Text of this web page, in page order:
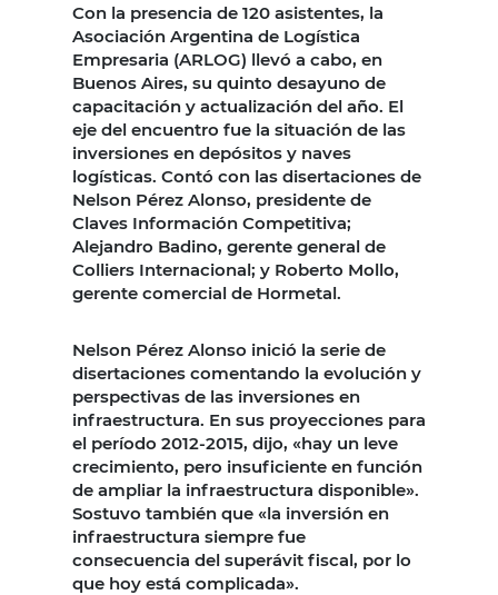
Con la presencia de 120 asistentes, la
Asociación Argentina de Logística
Empresaria (ARLOG) llevó a cabo, en
Buenos Aires, su quinto desayuno de
capacitación y actualización del año. El
eje del encuentro fue la situación de las
inversiones en depósitos y naves
logísticas. Contó con las disertaciones de
Nelson Pérez Alonso, presidente de
Claves Información Competitiva;
Alejandro Badino, gerente general de
Colliers Internacional; y Roberto Mollo,
gerente comercial de Hormetal.
Nelson Pérez Alonso inició la serie de
disertaciones comentando la evolución y
perspectivas de las inversiones en
infraestructura. En sus proyecciones para
el período 2012-2015, dijo, «hay un leve
crecimiento, pero insuficiente en función
de ampliar la infraestructura disponible».
Sostuvo también que «la inversión en
infraestructura siempre fue
consecuencia del superávit fiscal, por lo
que hoy está complicada».